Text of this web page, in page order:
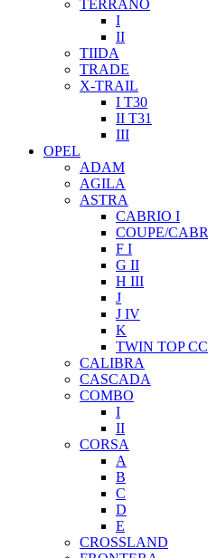
TERRANO
I
II
TIIDA
TRADE
X-TRAIL
I T30
II T31
III
OPEL
ADAM
AGILA
ASTRA
CABRIO I
COUPE/
F I
G II
H III
J
J IV
K
TWIN TOP CC
CALIBRA
CASCADA
COMBO
I
II
CORSA
A
B
C
D
E
CROSSLAND